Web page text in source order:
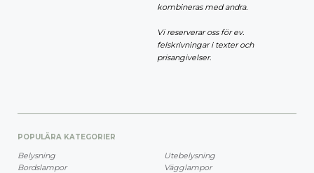
kombineras med andra.
Vi reserverar oss för ev.
felskrivningar i texter och
prisangivelser.
POPULÄRA KATEGORIER
Belysning
Bordslampor
Utebelysning
Vägglampor